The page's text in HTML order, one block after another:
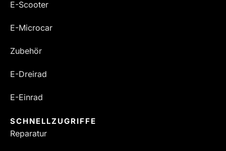
E-Scooter
E-Microcar
Zubehör
E-Dreirad
E-Einrad
SCHNELLZUGRIFFE
Reparatur